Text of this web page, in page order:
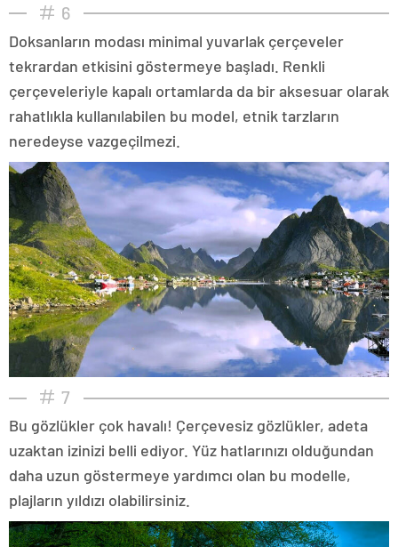
6
Doksanların modası minimal yuvarlak çerçeveler
tekrardan etkisini göstermeye başladı. Renkli
çerçeveleriyle kapalı ortamlarda da bir aksesuar olarak
rahatlıkla kullanılabilen bu model, etnik tarzların
neredeyse vazgeçilmezi.
7
Bu gözlükler çok havalı! Çerçevesiz gözlükler, adeta
uzaktan izinizi belli ediyor. Yüz hatlarınızı olduğundan
daha uzun göstermeye yardımcı olan bu modelle,
plajların yıldızı olabilirsiniz.